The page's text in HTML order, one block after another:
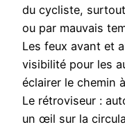
du cycliste,
ou par mauvais
Les feux avant et
visibilité pour les
éclairer le chemin
Le rétroviseur :
un œil sur la